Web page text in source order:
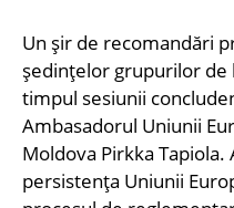
Un șir de recomandări
ședințelor grupurilor de
timpul sesiunii
Ambasadorul Uniunii
Moldova Pirkka
persistența Uniunii